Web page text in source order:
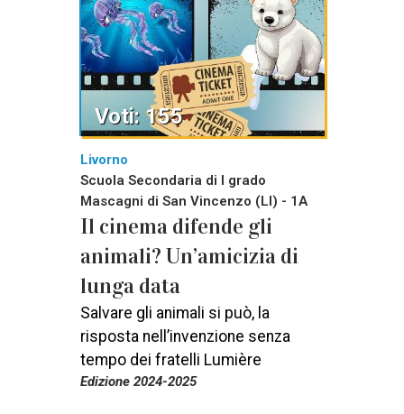
Livorno
Scuola Secondaria di I grado
Mascagni di San Vincenzo (LI) - 1A
Il cinema difende gli
animali? Un’amicizia di
lunga data
Salvare gli animali si può, la
risposta nell’invenzione senza
tempo dei fratelli Lumière
Edizione 2024-2025
Voti: 155